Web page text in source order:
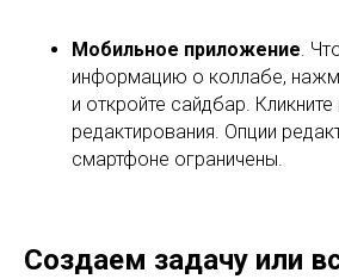
Мобильное приложение.
информацию о коллабе,
и откройте сайдбар. Кликните
редактирования. Опции
смартфоне ограничены.
Создаем задачу или